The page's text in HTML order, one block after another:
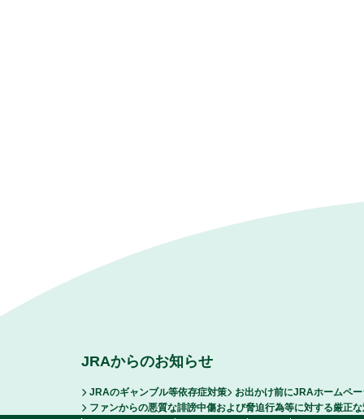
JRAからのお知らせ
JRAのギャンブル等依存症対策
お出かけ前にJRAホームペ
ファンからの悪質な誹謗中傷および脅迫行為等に対する厳正